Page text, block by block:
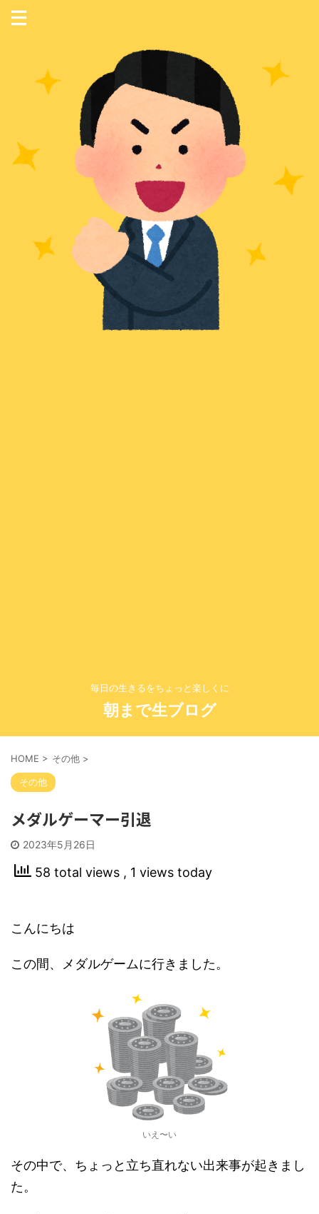
毎日の生きるをちょっと楽しくに
朝まで生ブログ
HOME > その他 >
その他
メダルゲーマー引退
2023年5月26日
58 total views , 1 views today
こんにちは
この間、メダルゲームに行きました。
いえ〜い
その中で、ちょっと立ち直れない出来事が起きまし
た。